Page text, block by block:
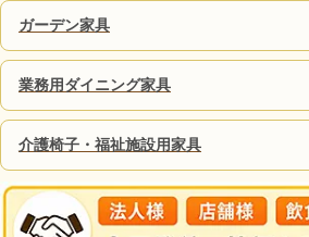
ガーデン家具
業務用ダイニング家具
介護椅子・福祉施設用家具